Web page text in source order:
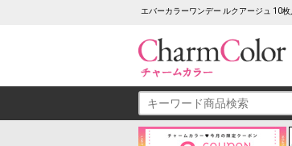
エバーカラーワンデー ルクアージュ 10